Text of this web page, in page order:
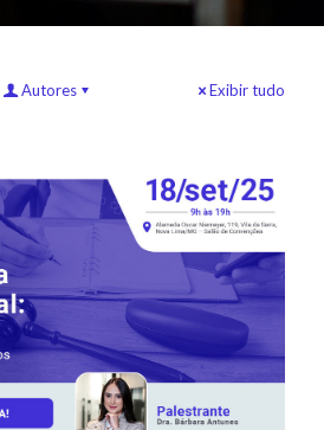
Autores Exibir tudo